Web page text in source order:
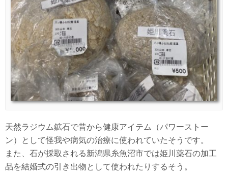
天然ラジウム鉱石で昔から健康アイテム（パワーストー
ン）として怪我や病気の治療に使われていたそうです。
また、石が採取される新潟県糸魚沼市では姫川薬石の加工
品を結婚式の引き出物として使われたりするそう。